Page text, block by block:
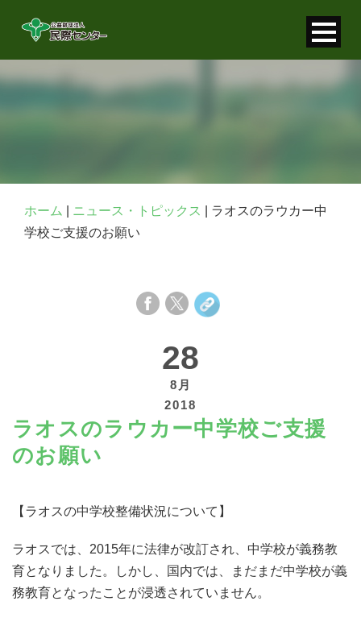
お問い合わせ
ホーム ニュース・トピックス
ラオスのラウカー中
学校ご支援のお願い
28
8月
2018
ラオスのラウカー中学校ご支援
のお願い
【ラオスの中学校整備状況について】
ラオスでは、2015年に法律が改訂され、中学校が義務教
育となりました。しかし、国内では、まだまだ中学校が義
務教育となったことが浸透されていません。